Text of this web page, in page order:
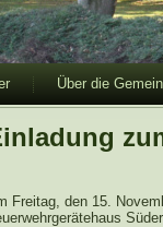
Über die
Freitag, den 15.